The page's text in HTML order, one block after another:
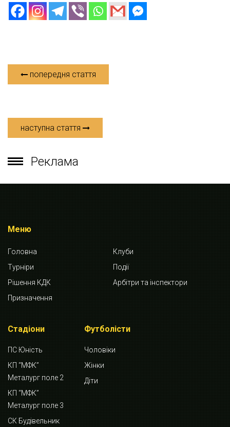
попередня стаття
наступна стаття
Реклама
Меню
Головна
Клуби
Турніри
Події
Рішення КДК
Арбітри та інспектори
Призначення
Стадіони
ПС Юність
КП “МФК”
Металург поле 2
КП “МФК”
Металург поле 3
СК Будівельник
Футболісти
Чоловіки
Жінки
Діти